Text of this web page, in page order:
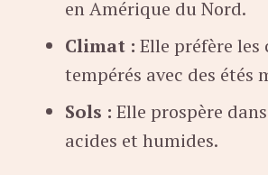
en Amérique du Nord.
Climat : Elle préfère
tempérés avec des étés
Sols : Elle prospère
acides et humides.